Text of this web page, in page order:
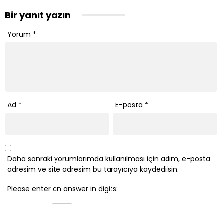
Bir yanıt yazın
Yorum *
Ad * E-posta *
Daha sonraki yorumlarımda kullanılması için adım, e-posta
adresim ve site adresim bu tarayıcıya kaydedilsin.
Please enter an answer in digits: